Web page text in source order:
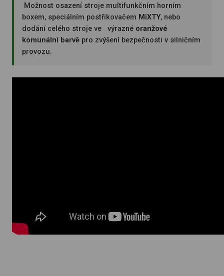
Možnost osazení stroje multifunkčním horním
boxem, speciálním postřikovačem MiXTY, nebo
dodání celého stroje ve výrazné oranžové
komunální barvě pro zvýšení bezpečnosti v silničním
provozu.